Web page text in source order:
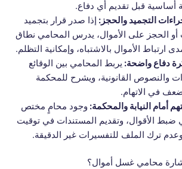
أساسية قبل تقديم أي دفاع.
التجميد والحجز: إذا صدر قرار بتجميد
أو الحجز على الأموال، يدرس المحامي نطاق
ارتباط الأموال بالاشتباه، وإمكانية التظلم.
دفاع واضحة: يربط المحامي بين الوقائع
والنصوص القانونية، ويشرح للمحكمة
في الاتهام.
أمام النيابة والمحكمة: وجود محامٍ مختص
ضبط الأقوال، وتقديم المستندات في توقيت
ترك الملف للتفسيرات غير الدقيقة.
محامي غسل أموال؟